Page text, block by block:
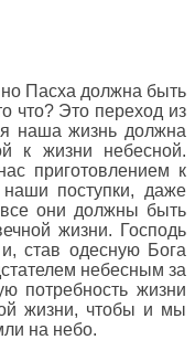
Пасха должна быть
что? Это переход из
наша жизнь должна
к жизни небесной.
приготовлением к
поступки, даже
они должны быть
жизни. Господь
став одесную Бога
небесным за
потребность жизни
жизни, чтобы и мы
на небо.